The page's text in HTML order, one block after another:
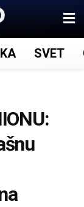
SVET